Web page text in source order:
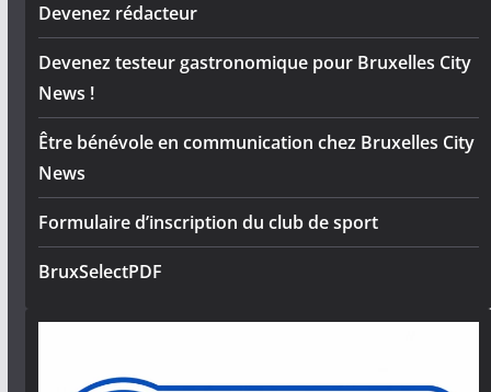
Devenez rédacteur
Devenez testeur gastronomique pour Bruxelles City
News !
Être bénévole en communication chez Bruxelles City
News
Formulaire d’inscription du club de sport
BruxSelectPDF